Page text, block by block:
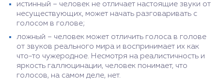
истинный – человек не отличает настоящие звуки от
несуществующих, может начать разговаривать с
голосом в голове;
ложный – человек может отличить голоса в голове
от звуков реального мира и воспринимает их как
что-то чужеродное. Несмотря на реалистичность и
яркость галлюцинации, человек понимает, что
голосов, на самом деле, нет.